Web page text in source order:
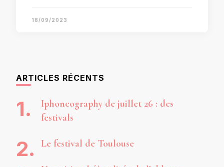
18/09/2023
ARTICLES RÉCENTS
Iphoneography de juillet 26 : des
festivals
Le festival de Toulouse